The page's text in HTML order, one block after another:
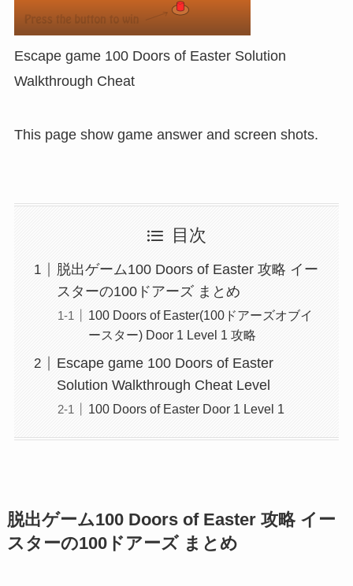
Escape game 100 Doors of Easter Solution
Walkthrough Cheat
This page show game answer and screen shots.
目次
脱出ゲーム100 Doors of Easter 攻略 イー
スターの100ドアーズ まとめ
100 Doors of Easter(100ドアーズオブイ
ースター) Door 1 Level 1 攻略
Escape game 100 Doors of Easter
Solution Walkthrough Cheat Level
100 Doors of Easter Door 1 Level 1
脱出ゲーム100 Doors of Easter 攻略 イー
スターの100ドアーズ まとめ